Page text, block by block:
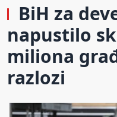
BiH za
napustilo
miliona
razlozi